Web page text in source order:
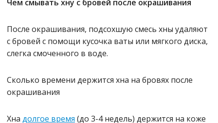
Чем смывать хну с бровей после окрашивания
После окрашивания, подсохшую смесь хны удаляют
с бровей с помощи кусочка ваты или мягкого диска,
слегка смоченного в воде.
Сколько времени держится хна на бровях после
окрашивания
Хна долгое время (до 3-4 недель) держится на коже